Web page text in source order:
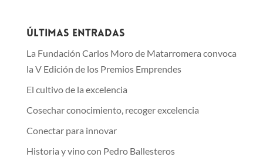
Últimas entradas
La Fundación Carlos Moro de Matarromera convoca
la V Edición de los Premios Emprendes
El cultivo de la excelencia
Cosechar conocimiento, recoger excelencia
Conectar para innovar
Historia y vino con Pedro Ballesteros